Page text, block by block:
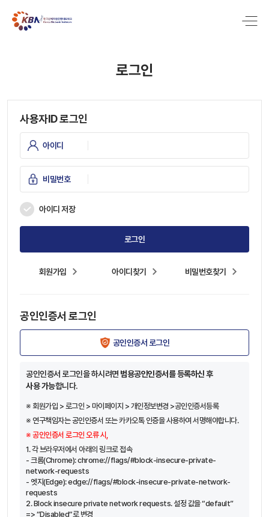
로그인
사용자ID 로그인
아이디
비밀번호
아이디 저장
로그인
회원가입 아이디찾기 비밀번호찾기
공인인증서 로그인
공인인증서 로그인
공인인증서 로그인을 하시려면 범용공인인증서를 등록하신 후
사용 가능합니다.
※ 회원가입 > 로그인 > 마이페이지 > 개인정보변경 >공인인증서등록
※ 연구책임자는 공인인증서 또는 카카오톡 인증을 사용하여 서명해야합니다.
※ 공인인증서 로그인 오류 시,
1. 각 브라우저에서 아래의 링크로 접속
- 크롬(Chrome): chrome://flags/#block-insecure-private-
network-requests
- 엣지(Edge): edge://flags/#block-insecure-private-network-
requests
2. Block insecure private network requests. 설정 값을 “default”
=> “Disabled“로 변경